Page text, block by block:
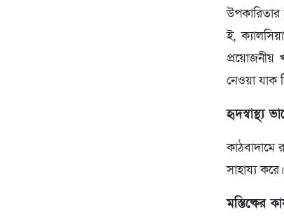
ই,
প্রয়োজনীয়
নেওয়া যাক
হৃদস্বাস্থ্য
কাঠবাদামে
সাহায্য
মস্তিষ্কের